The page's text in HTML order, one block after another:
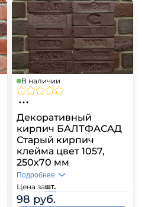
В наличии
Декоративный
кирпич БАЛТФАСАД
Старый кирпич
клейма цвет 1057,
250х70 мм
Цена зашт.
98 руб.
Подробнее